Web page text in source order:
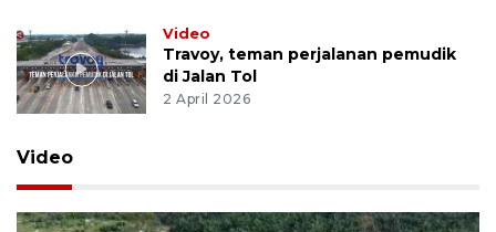
Video
Travoy, teman perjalanan pemudik
di Jalan Tol
2 April 2026
Video